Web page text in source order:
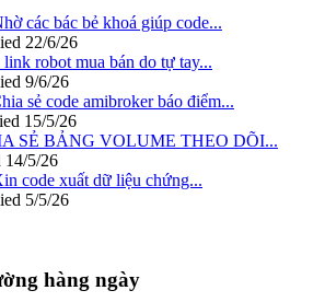
các bác bẻ khoá giúp code...
22/6/26
link robot mua bán do tự tay...
9/6/26
sẻ code amibroker báo điểm...
15/5/26
SẺ BẢNG VOLUME THEO DÕI...
14/5/26
code xuất dữ liệu chứng...
5/5/26
hàng ngày